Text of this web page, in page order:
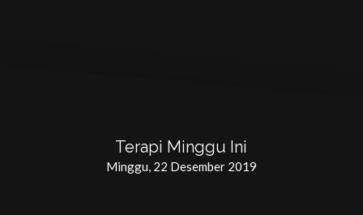
Terapi Minggu Ini
Minggu, 22 Desember 2019